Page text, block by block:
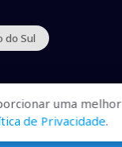
do Sul
uma
de Privacidade.